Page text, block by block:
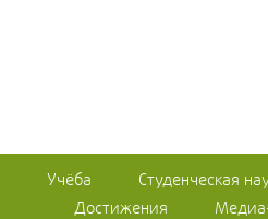
Учёба
Студенческая
Достижения